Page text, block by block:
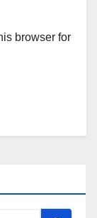
browser for